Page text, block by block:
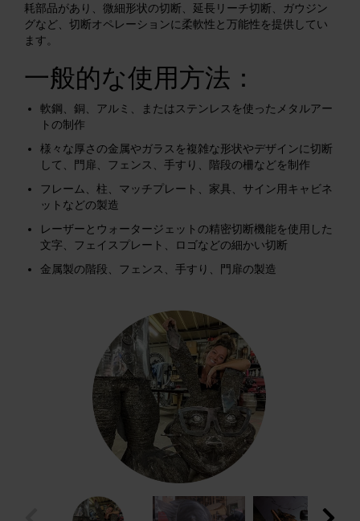
耗部品があり、微細形状の切断、延長リーチ切断、ガウジン
グなど、切断オペレーションに柔軟性と万能性を提供してい
ます。
一般的な使用方法：
軟鋼、銅、アルミ、またはステンレスを使ったメタルアー
トの制作
様々な厚さの金属やガラスを複雑な形状やデザインに切断
して、門扉、フェンス、手すり、階段の柵などを制作
フレーム、柱、マッチプレート、家具、サイン用キャビネ
ットなどの製造
レーザーとウォータージェットの精密切断機能を使用した
文字、フェイスプレート、ロゴなどの細かい切断
金属製の階段、フェンス、手すり、門扉の製造